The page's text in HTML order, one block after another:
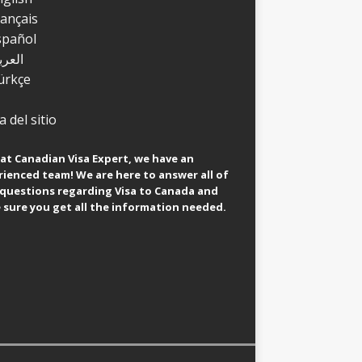
del sitio
Canadian Visa Expert, we have an
team! We are here to answer all of
regarding Visa to Canada and
sure you get all the information needed.